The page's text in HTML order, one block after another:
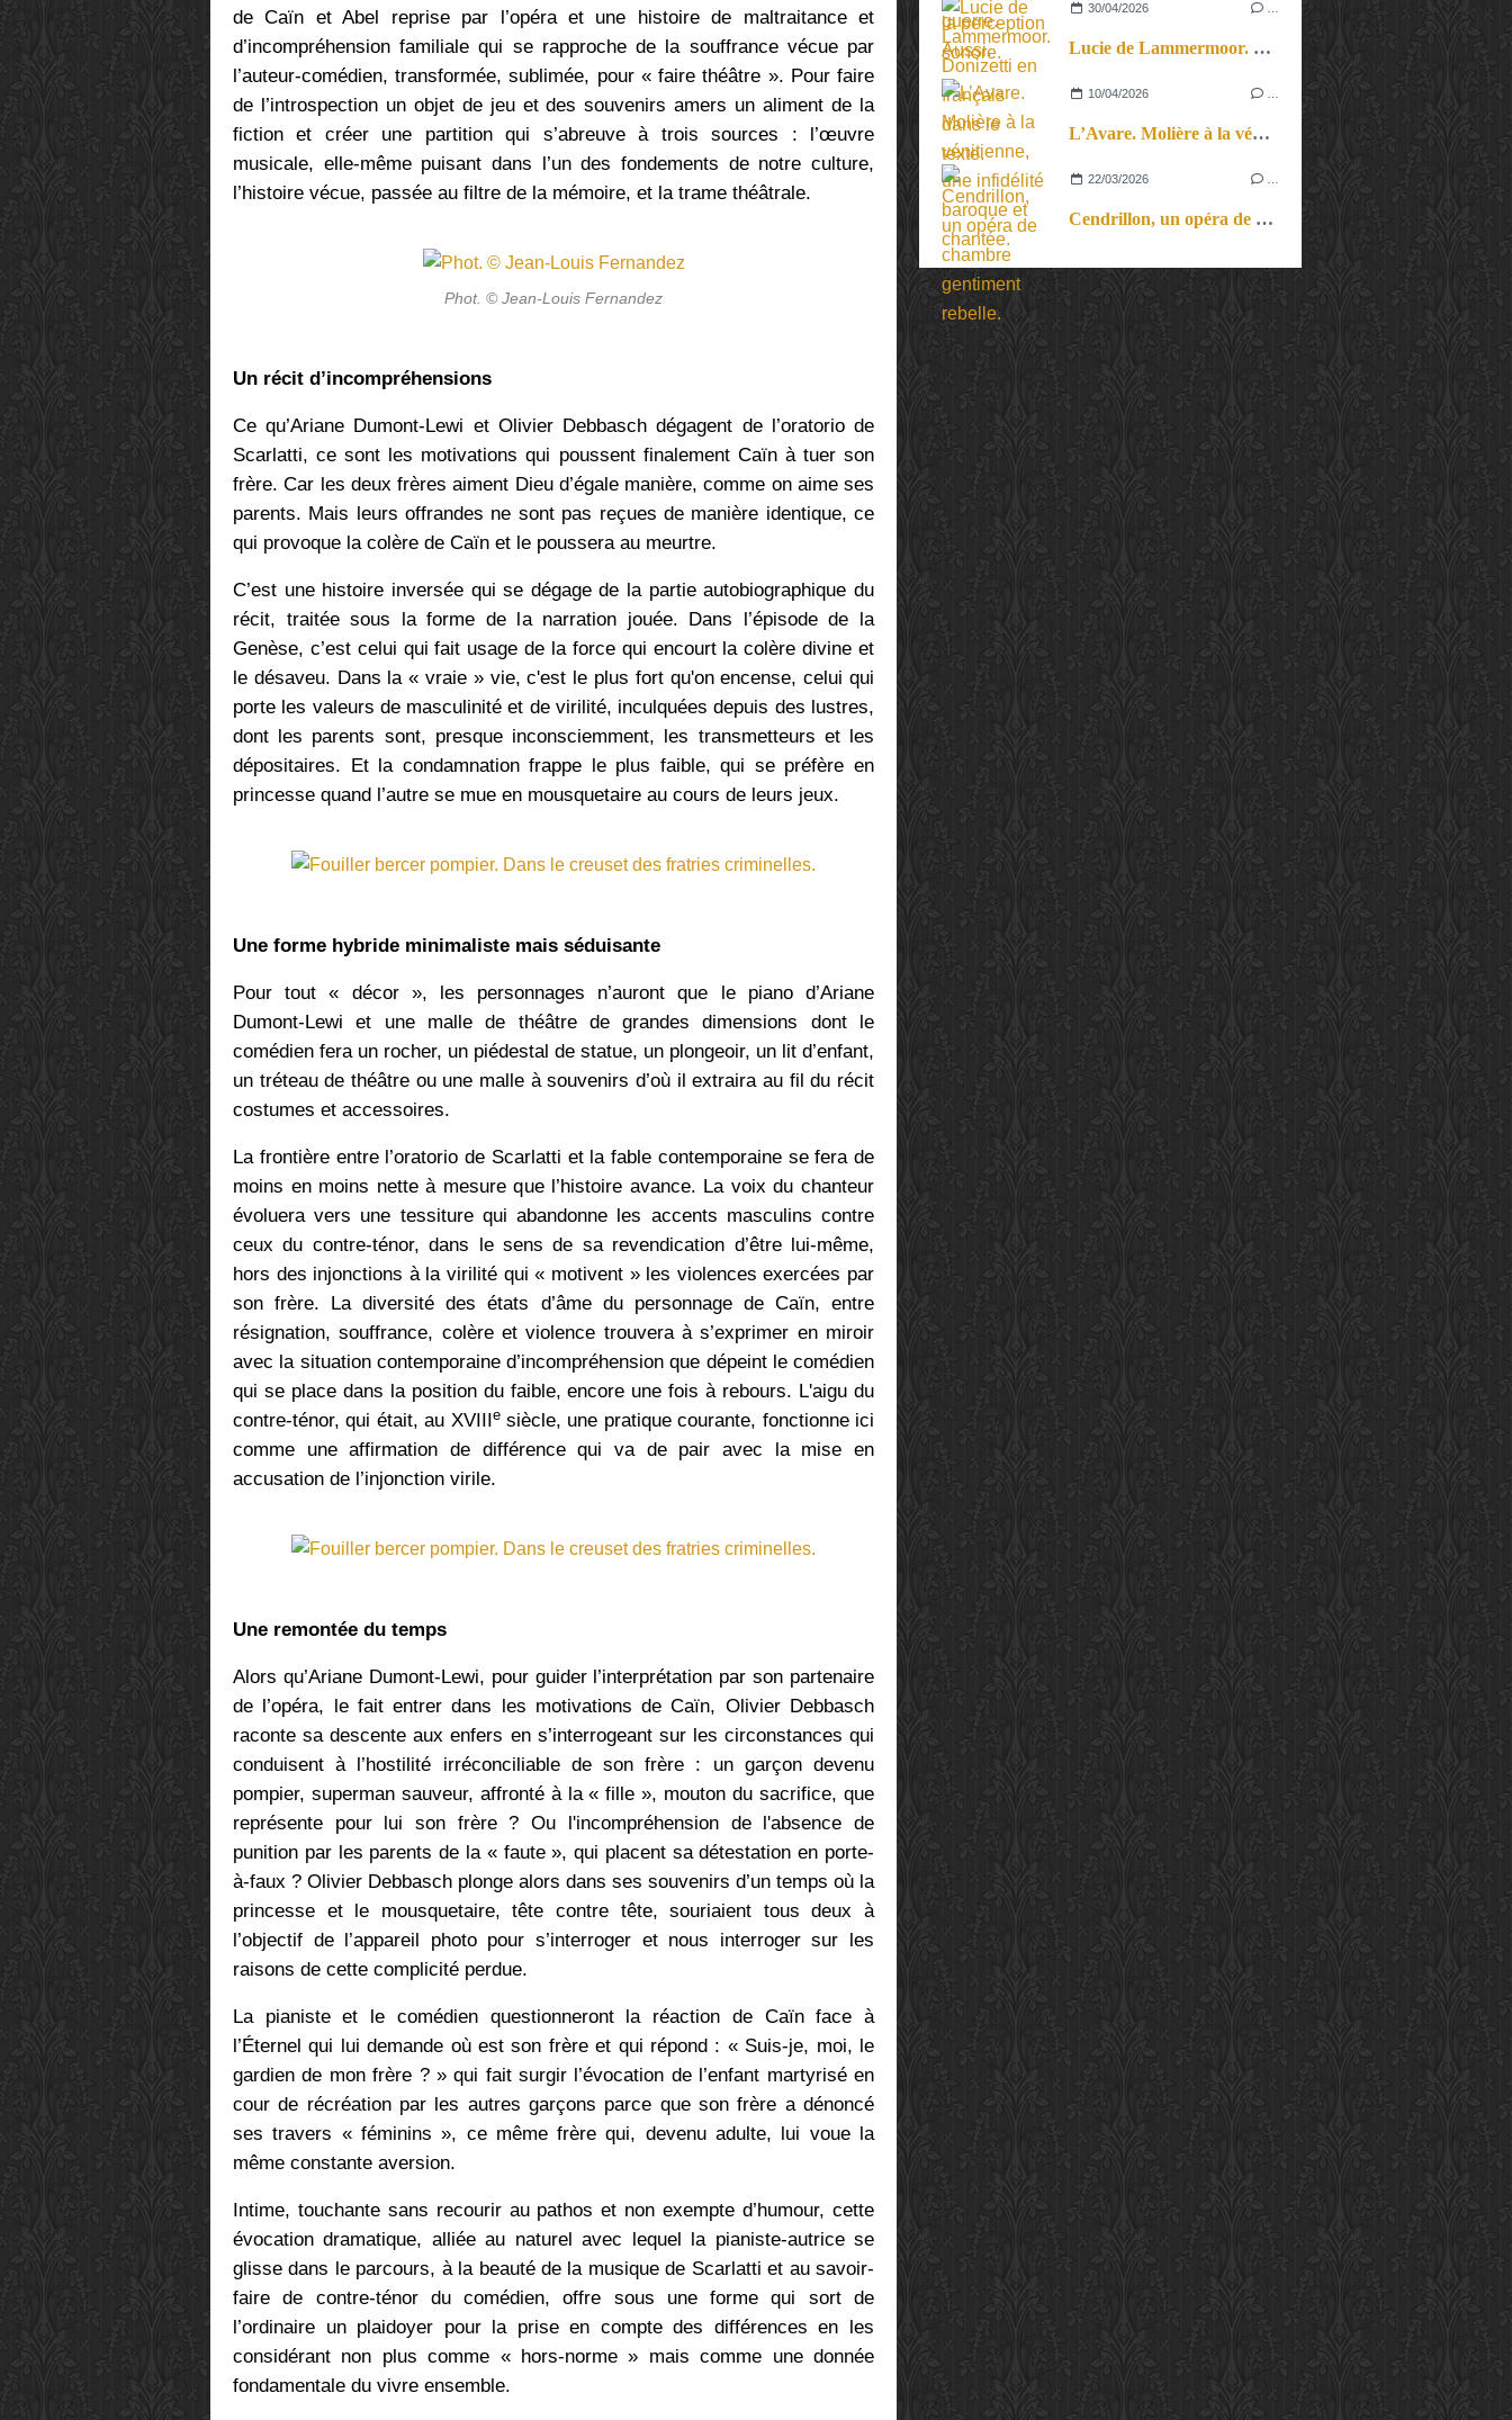
de Caïn et Abel reprise par l’opéra et une histoire de maltraitance et
d’incompréhension familiale qui se rapproche de la souffrance vécue par
l’auteur-comédien, transformée, sublimée, pour « faire théâtre ». Pour faire
de l’introspection un objet de jeu et des souvenirs amers un aliment de la
fiction et créer une partition qui s’abreuve à trois sources : l’œuvre
musicale, elle-même puisant dans l’un des fondements de notre culture,
l’histoire vécue, passée au filtre de la mémoire, et la trame théâtrale.
Phot. © Jean-Louis Fernandez
Un récit d’incompréhensions
Ce qu’Ariane Dumont-Lewi et Olivier Debbasch dégagent de l’oratorio de
Scarlatti, ce sont les motivations qui poussent finalement Caïn à tuer son
frère. Car les deux frères aiment Dieu d’égale manière, comme on aime ses
parents. Mais leurs offrandes ne sont pas reçues de manière identique, ce
qui provoque la colère de Caïn et le poussera au meurtre.
C’est une histoire inversée qui se dégage de la partie autobiographique du
récit, traitée sous la forme de la narration jouée. Dans l’épisode de la
Genèse, c’est celui qui fait usage de la force qui encourt la colère divine et
le désaveu. Dans la « vraie » vie, c'est le plus fort qu'on encense, celui qui
porte les valeurs de masculinité et de virilité, inculquées depuis des lustres,
dont les parents sont, presque inconsciemment, les transmetteurs et les
dépositaires. Et la condamnation frappe le plus faible, qui se préfère en
princesse quand l’autre se mue en mousquetaire au cours de leurs jeux.
Une forme hybride minimaliste mais séduisante
Pour tout « décor », les personnages n’auront que le piano d’Ariane
Dumont-Lewi et une malle de théâtre de grandes dimensions dont le
comédien fera un rocher, un piédestal de statue, un plongeoir, un lit d’enfant,
un tréteau de théâtre ou une malle à souvenirs d’où il extraira au fil du récit
costumes et accessoires.
La frontière entre l’oratorio de Scarlatti et la fable contemporaine se fera de
moins en moins nette à mesure que l’histoire avance. La voix du chanteur
évoluera vers une tessiture qui abandonne les accents masculins contre
ceux du contre-ténor, dans le sens de sa revendication d’être lui-même,
hors des injonctions à la virilité qui « motivent » les violences exercées par
son frère. La diversité des états d’âme du personnage de Caïn, entre
résignation, souffrance, colère et violence trouvera à s’exprimer en miroir
avec la situation contemporaine d’incompréhension que dépeint le comédien
qui se place dans la position du faible, encore une fois à rebours. L'aigu du
contre-ténor, qui était, au XVIIIesiècle, une pratique courante, fonctionne ici
comme une affirmation de différence qui va de pair avec la mise en
accusation de l’injonction virile.
Une remontée du temps
Alors qu’Ariane Dumont-Lewi, pour guider l’interprétation par son partenaire
de l’opéra, le fait entrer dans les motivations de Caïn, Olivier Debbasch
raconte sa descente aux enfers en s’interrogeant sur les circonstances qui
conduisent à l’hostilité irréconciliable de son frère : un garçon devenu
pompier, superman sauveur, affronté à la « fille », mouton du sacrifice, que
représente pour lui son frère ? Ou l'incompréhension de l'absence de
punition par les parents de la « faute », qui placent sa détestation en porte-
à-faux ? Olivier Debbasch plonge alors dans ses souvenirs d’un temps où la
princesse et le mousquetaire, tête contre tête, souriaient tous deux à
l’objectif de l’appareil photo pour s’interroger et nous interroger sur les
raisons de cette complicité perdue.
La pianiste et le comédien questionneront la réaction de Caïn face à
l’Éternel qui lui demande où est son frère et qui répond : « Suis-je, moi, le
gardien de mon frère ? » qui fait surgir l’évocation de l’enfant martyrisé en
cour de récréation par les autres garçons parce que son frère a dénoncé
ses travers « féminins », ce même frère qui, devenu adulte, lui voue la
même constante aversion.
Intime, touchante sans recourir au pathos et non exempte d’humour, cette
évocation dramatique, alliée au naturel avec lequel la pianiste-autrice se
glisse dans le parcours, à la beauté de la musique de Scarlatti et au savoir-
faire de contre-ténor du comédien, offre sous une forme qui sort de
l’ordinaire un plaidoyer pour la prise en compte des différences en les
considérant non plus comme « hors-norme » mais comme une donnée
fondamentale du vivre ensemble.
30/04/2026
Lucie de Lammermoor. Donizetti en français dans le texte.
10/04/2026
L’Avare. Molière à la vénitienne, une infidélité baroque et chantée.
22/03/2026
Cendrillon, un opéra de chambre gentiment rebelle.